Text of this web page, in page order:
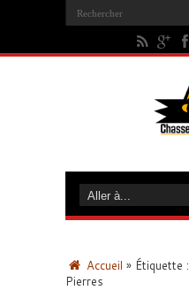
Accueil » Étiquette :
Pierres